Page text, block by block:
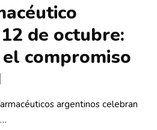
de octubre:
compromiso
argentinos celebran